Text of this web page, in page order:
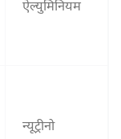
ऐल्युमिनियम
न्यूट्रीनो